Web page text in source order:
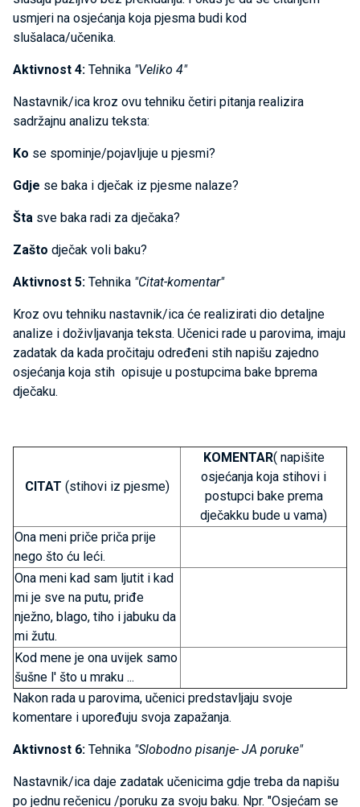
usmjeri na osjećanja koja pjesma budi kod
slušalaca/učenika.
Aktivnost 4: Tehnika "Veliko 4"
Nastavnik/ica kroz ovu tehniku četiri pitanja realizira
sadržajnu analizu teksta:
Ko se spominje/pojavljuje u pjesmi?
Gdje se baka i dječak iz pjesme nalaze?
Šta sve baka radi za dječaka?
Zašto dječak voli baku?
Aktivnost 5: Tehnika "Citat-komentar"
Kroz ovu tehniku nastavnik/ica će realizirati dio detaljne
analize i doživljavanja teksta. Učenici rade u parovima, imaju
zadatak da kada pročitaju određeni stih napišu zajedno
osjećanja koja stih opisuje u postupcima bake bprema
dječaku.
CITAT (stihovi iz pjesme)
KOMENTAR( napišite
osjećanja koja stihovi i
postupci bake prema
dječakku bude u vama)
Ona meni priče priča prije
nego što ću leći.
Ona meni kad sam ljutit i kad
mi je sve na putu, priđe
nježno, blago, tiho i jabuku da
mi žutu.
Kod mene je ona uvijek samo
šušne l' što u mraku ...
Nakon rada u parovima, učenici predstavljaju svoje
komentare i upoređuju svoja zapažanja.
Aktivnost 6: Tehnika "Slobodno pisanje- JA poruke"
Nastavnik/ica daje zadatak učenicima gdje treba da napišu
po jednu rečenicu /poruku za svoju baku. Npr. "Osjećam se